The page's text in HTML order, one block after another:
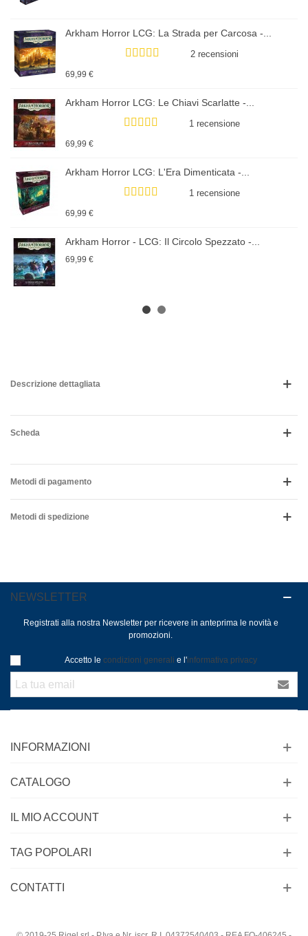
Arkham Horror LCG: La Strada per Carcosa -...
2 recensioni
69,99 €
Arkham Horror LCG: Le Chiavi Scarlatte -...
1 recensione
69,99 €
Arkham Horror LCG: L'Era Dimenticata -...
1 recensione
69,99 €
Arkham Horror - LCG: Il Circolo Spezzato -...
69,99 €
Descrizione dettagliata
Scheda
Metodi di pagamento
Metodi di spedizione
NEWSLETTER
Registrati alla nostra Newsletter per ricevere in anteprima le novità e
promozioni.
Accetto le condizioni generali e l'informativa privacy
INFORMAZIONI
CATALOGO
IL MIO ACCOUNT
TAG POPOLARI
CONTATTI